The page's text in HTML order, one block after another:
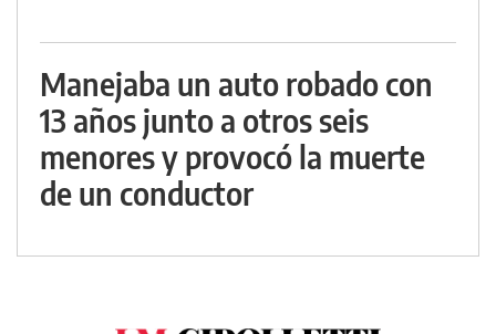
Manejaba un auto robado con
13 años junto a otros seis
menores y provocó la muerte
de un conductor